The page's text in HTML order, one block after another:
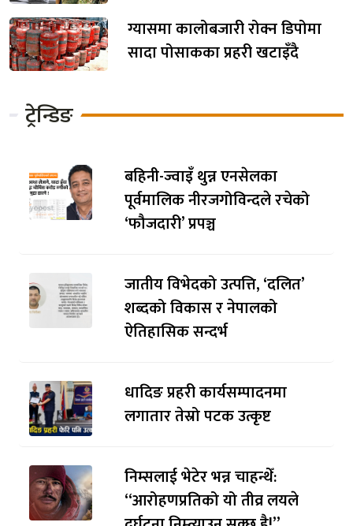
ग्यासमा कालोबजारी रोक्न डिपोमा
सादा पोसाकका प्रहरी खटाइँदै
ट्रेन्डिङ
बहिनी-ज्वाइँ थुन्न एनसेलका
पूर्वमालिक नीरजगोविन्दले रचेको
‘फौजदारी’ प्रपञ्च
जातीय विभेदको उत्पत्ति, ‘दलित’
शब्दको विकास र नेपालको
ऐतिहासिक सन्दर्भ
धादिङ प्रहरी कार्यसम्पादनमा
लगातार तेस्रो पटक उत्कृष्ट
निम्सलाई भेटेर भन्न चाहन्थेँ:
“आरोहणप्रतिको यो तीव्र लयले